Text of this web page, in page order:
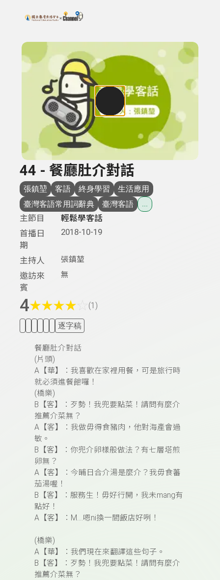
上方功能區塊
搜尋關鍵字：可輸入節目名稱、主持人或關鍵字
44 - 餐廳肚介對話
張鎮堃 客語 終身學習
生活應用
臺灣客語常用詞辭典
臺灣客語 ...
主節目
輕鬆學客話
首播日
期
2018-10-19
主持人 張鎮堃
邀訪來
賓
無
4★★★★ (1)
逐字稿
餐廳肚介對話
(片頭)
A 【華】：我喜歡在家裡用餐，可是旅行時
就必須進餐館囉！
(橋樂)
B 【客】 ： 歹勢！我兜要點菜！請問有麼介
推薦介菜無？
A 【客】 ： 我做毋得食豬肉，他對海產會過
敏。
B 【客】
：你兜介卵樣般做法？有七層塔煎
卵無？
A 【客】 ： 今晡日合介湯是麼介？我毋食蕃
茄湯喔！
B 【客】
：服務生！毋好行開，我未mang有
點好！
A 【客】 ：M….嗯ni換一間飯店好咧！
(橋樂)
A 【華】
：我們現在來翻譯這些句子。
B 【客】 ： 歹勢！我兜要點菜！請問有麼介
推薦介菜無？